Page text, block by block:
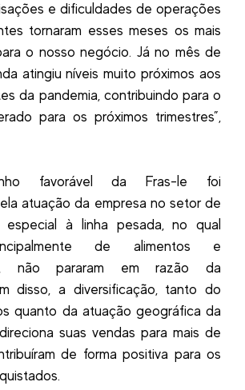
e dificuldades de operações
tornaram esses meses os mais
o nosso negócio. Já no mês de
atingiu níveis muito próximos aos
da pandemia, contribuindo para o
para os próximos trimestres”,
favorável da Fras-le foi
atuação da empresa no setor de
especial à linha pesada, no qual
de alimentos e
não pararam em razão da
disso, a diversificação, tanto do
quanto da atuação geográfica da
suas vendas para mais de
de forma positiva para os